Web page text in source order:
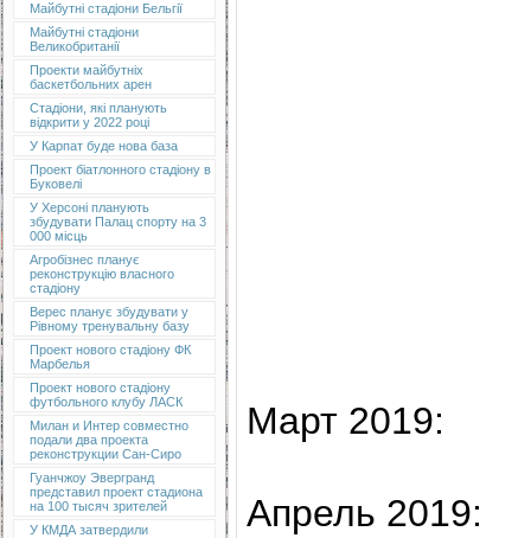
Майбутні стадіони Бельгії
Майбутні стадіони
Великобританії
Проекти майбутніх
баскетбольних арен
Стадіони, які планують
відкрити у 2022 році
У Карпат буде нова база
Проект біатлонного стадіону в
Буковелі
У Херсоні планують
збудувати Палац спорту на 3
000 місць
Агробізнес планує
реконструкцію власного
стадіону
Верес планує збудувати у
Рівному тренувальну базу
Проект нового стадіону ФК
Марбелья
Проект нового стадіону
футбольного клубу ЛАСК
Милан и Интер совместно
подали два проекта
реконструкции Сан-Сиро
Гуанчжоу Эвергранд
представил проект стадиона
на 100 тысяч зрителей
У КМДА затвердили
Март 2019:
Апрель 2019: